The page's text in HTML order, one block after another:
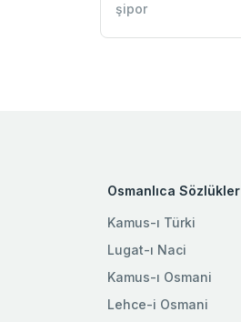
şipor
Osmanlıca Sözlükler
Kamus-ı Türki
Lugat-ı Naci
Kamus-ı Osmani
Lehce-i Osmani